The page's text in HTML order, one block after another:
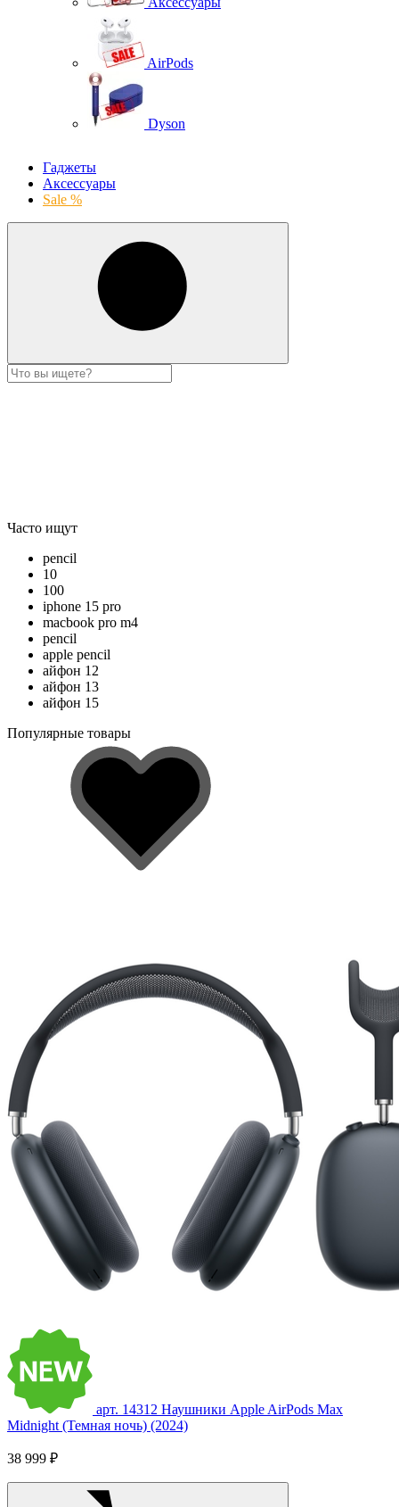
AirPods
Dyson
Гаджеты
Аксессуары
Sale %
Часто ищут
pencil
10
100
iphone 15 pro
macbook pro m4
pencil
apple pencil
айфон 12
айфон 13
айфон 15
Популярные товары
арт. 14312 Наушники Apple AirPods Max
Midnight (Темная ночь) (2024)
38 999 ₽